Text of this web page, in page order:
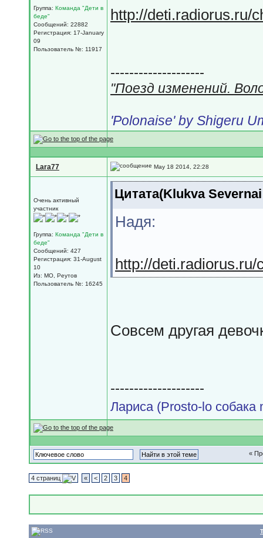
Группа: Команда "Дети в
беде"
Сообщений: 22882
Регистрация: 17-January
09
Пользователь №: 11917
http://deti.radiorus.ru/
--------------------
"Поезд изменений.
'Polonaise' by Shigeru
Lara77 May 18 2014, 22:28
Очень активный
участник
Группа: Команда "Дети в
беде"
Сообщений: 427
Регистрация: 31-August
10
Из: МО, Реутов
Пользователь №: 16245
Цитата(Klukva
Надя:
http://deti.radiorus.ru/
Совсем другая
--------------------
Лариса (Prosto-lo собака
«
4 страниц « < 2 3 4